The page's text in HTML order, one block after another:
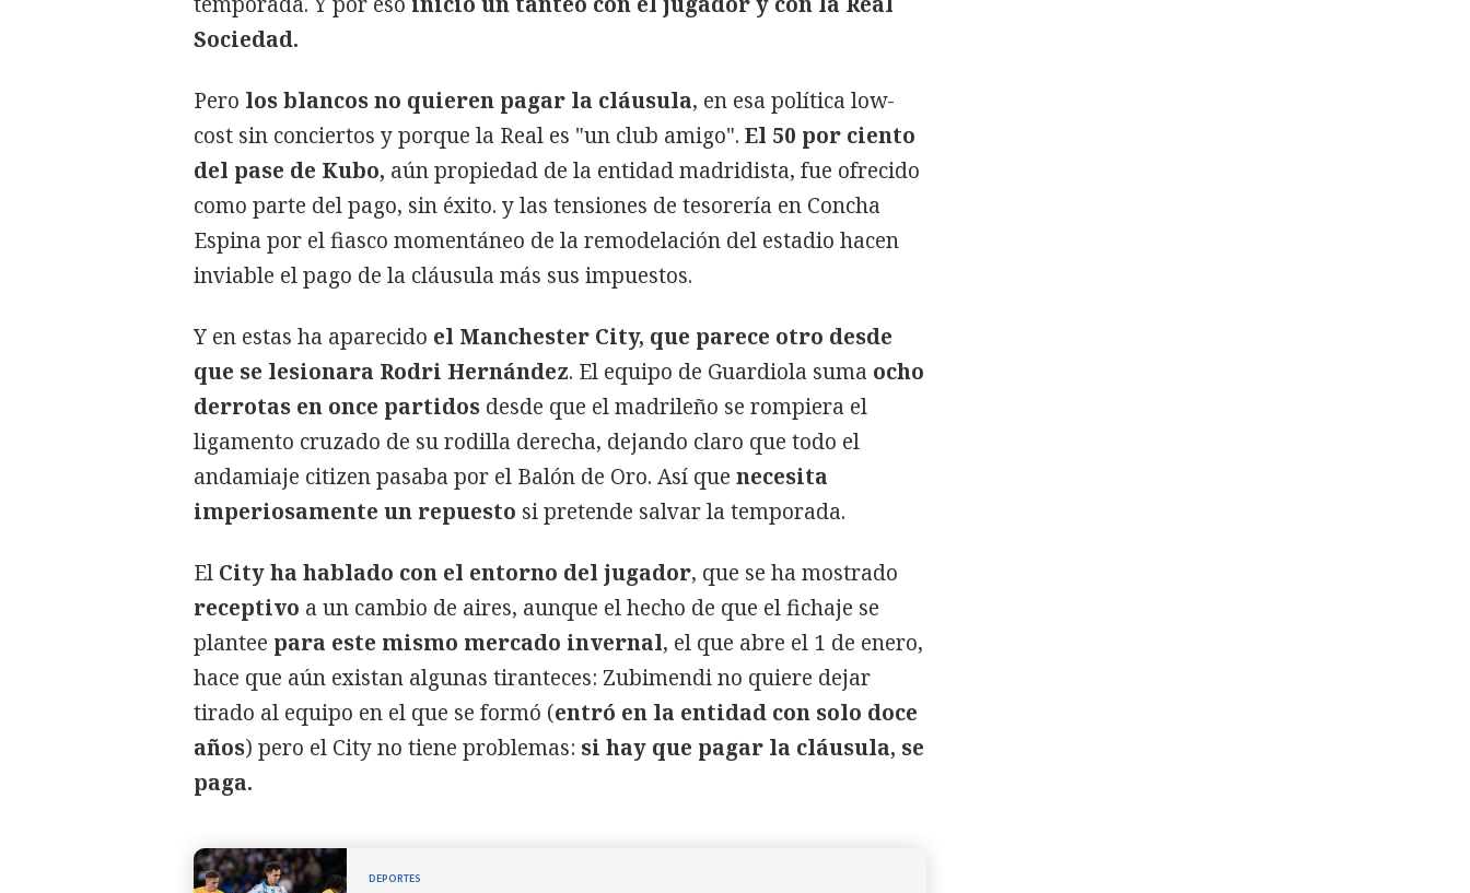
Sociedad.
Pero los blancos no quieren pagar la cláusula, en esa política low-
cost sin conciertos y porque la Real es "un club amigo". El 50 por ciento
del pase de Kubo, aún propiedad de la entidad madridista, fue ofrecido
como parte del pago, sin éxito. y las tensiones de tesorería en Concha
Espina por el fiasco momentáneo de la remodelación del estadio hacen
inviable el pago de la cláusula más sus impuestos.
Y en estas ha aparecido el Manchester City, que parece otro desde
que se lesionara Rodri Hernández. El equipo de Guardiola suma ocho
derrotas en once partidos desde que el madrileño se rompiera el
ligamento cruzado de su rodilla derecha, dejando claro que todo el
andamiaje citizen pasaba por el Balón de Oro. Así que necesita
imperiosamente un repuesto si pretende salvar la temporada.
El City ha hablado con el entorno del jugador, que se ha mostrado
receptivo a un cambio de aires, aunque el hecho de que el fichaje se
plantee para este mismo mercado invernal, el que abre el 1 de enero,
hace que aún existan algunas tiranteces: Zubimendi no quiere dejar
tirado al equipo en el que se formó (entró en la entidad con solo doce
años) pero el City no tiene problemas: si hay que pagar la cláusula, se
paga.
DEPORTES